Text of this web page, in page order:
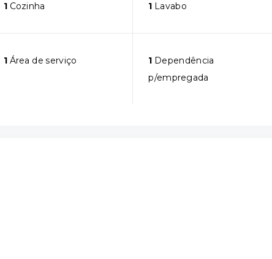
1Cozinha 1 Lavabo
1Área de serviço 1 Dependência
p/empregada